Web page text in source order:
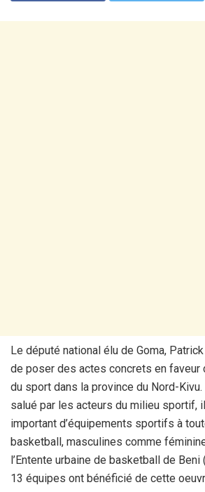
Le député national élu de Goma,
de poser des actes concrets en faveur
du sport dans la province du Nord-
salué par les acteurs du milieu sportif,
important d’équipements sportifs à
basketball, masculines comme
l’Entente urbaine de basketball de Beni
13 équipes ont bénéficié de cette